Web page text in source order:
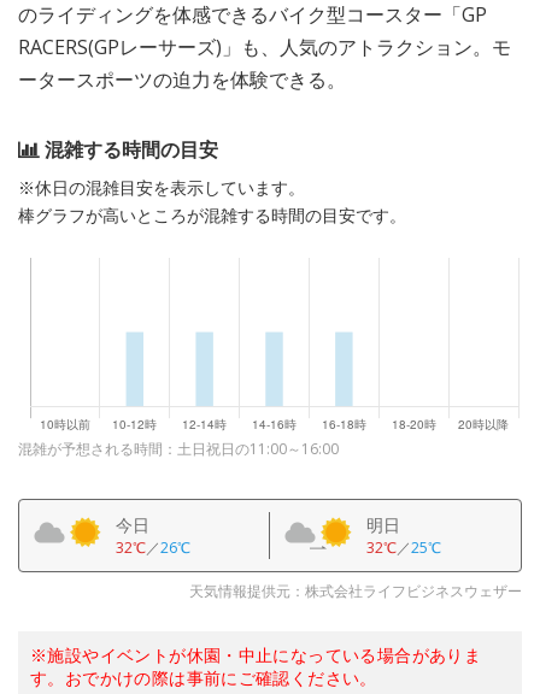
のライディングを体感できるバイク型コースター「GP
RACERS(GPレーサーズ)」も、人気のアトラクション。モ
ータースポーツの迫力を体験できる。
混雑する時間の目安
※休日の混雑目安を表示しています。
棒グラフが高いところが混雑する時間の目安です。
混雑が予想される時間：土日祝日の11:00～16:00
今日
32℃／26℃
明日
32℃／25℃
天気情報提供元：株式会社ライフビジネスウェザー
※施設やイベントが休園・中止になっている場合がありま
す。おでかけの際は事前にご確認ください。